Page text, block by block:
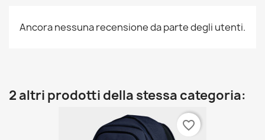
Ancora nessuna recensione da parte degli utenti.
2 altri prodotti della stessa categoria:
favorite_border